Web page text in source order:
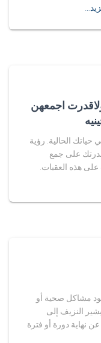
اجمعهن
الحالية. رؤية
على جمع
هذه العقبات.
مشاكل صحية أو
النزيف إلى
نهاية دورة أو فترة